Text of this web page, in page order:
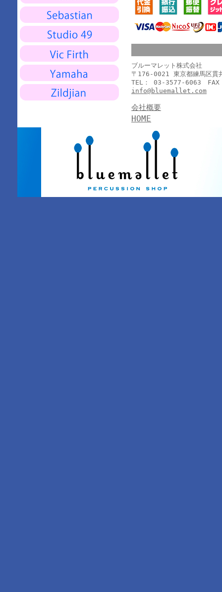
ブルーマレット株式会社
〒176-0021 東京都練馬区貫
TEL： 03-3577-6063
info@bluemallet.com
会社概要
HOME